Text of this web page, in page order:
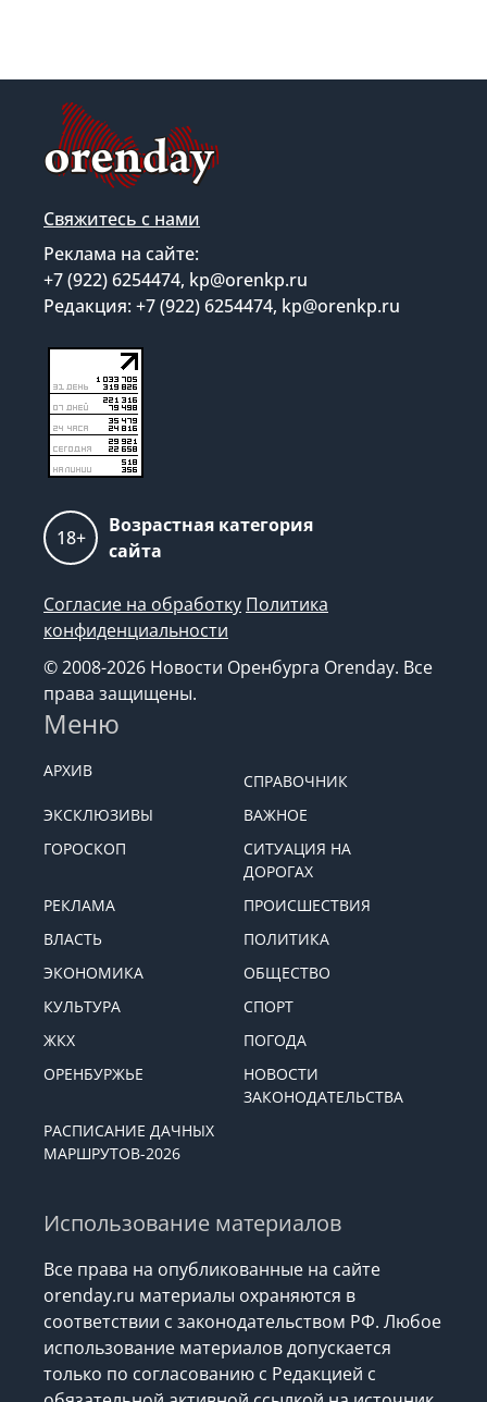
Свяжитесь с нами
Реклама на сайте:
+7 (922) 6254474, kp@orenkp.ru
Редакция: +7 (922) 6254474, kp@orenkp.ru
18+
Возрастная категория
сайта
Согласие на обработку Политика
конфиденциальности
© 2008-2026 Новости Оренбурга Orenday. Все
права защищены.
Меню
АРХИВ
СПРАВОЧНИК
ЭКСКЛЮЗИВЫ
ВАЖНОЕ
ГОРОСКОП
СИТУАЦИЯ НА
ДОРОГАХ
РЕКЛАМА
ПРОИСШЕСТВИЯ
ВЛАСТЬ
ПОЛИТИКА
ЭКОНОМИКА
ОБЩЕСТВО
КУЛЬТУРА
СПОРТ
ЖКХ
ПОГОДА
ОРЕНБУРЖЬЕ
НОВОСТИ
ЗАКОНОДАТЕЛЬСТВА
РАСПИСАНИЕ ДАЧНЫХ
МАРШРУТОВ-2026
Использование материалов
Все права на опубликованные на сайте
orenday.ru материалы охраняются в
соответствии с законодательством РФ. Любое
использование материалов допускается
только по согласованию с Редакцией с